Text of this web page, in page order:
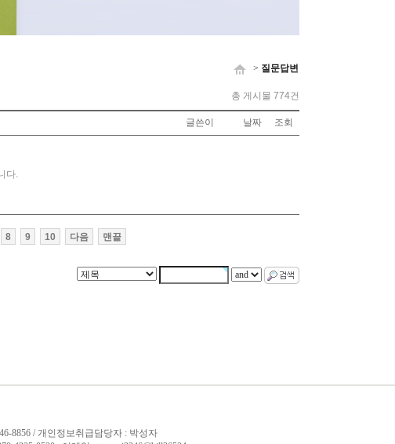
> 질문답변
총 게시물 774건
글쓴이 날짜 조회
다.
8 9 10 다음 맨끝
8856 / 개인정보취급담당자 : 박성자